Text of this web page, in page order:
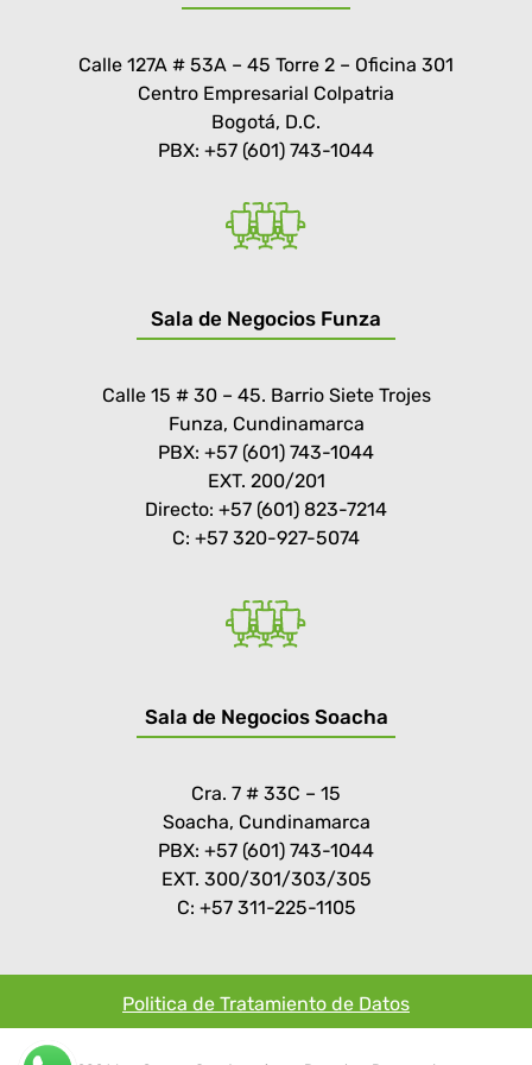
Calle 127A # 53A – 45 Torre 2 – Oficina 301
Centro Empresarial Colpatria
Bogotá, D.C.
PBX: +57 (601) 743-1044
Sala de Negocios Funza
Calle 15 # 30 – 45. Barrio Siete Trojes
Funza, Cundinamarca
PBX: +57 (601) 743-1044
EXT. 200/201
Directo: +57 (601) 823-7214
C: +57 320-927-5074
Sala de Negocios Soacha
Cra. 7 # 33C – 15
Soacha, Cundinamarca
PBX: +57 (601) 743-1044
EXT. 300/301/303/305
C: +57 311-225-1105
Politica de Tratamiento de Datos